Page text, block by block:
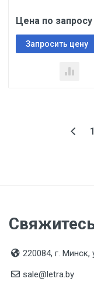
Цена по запросу
Запросить цену
1
220084, г.
sale@letra.by